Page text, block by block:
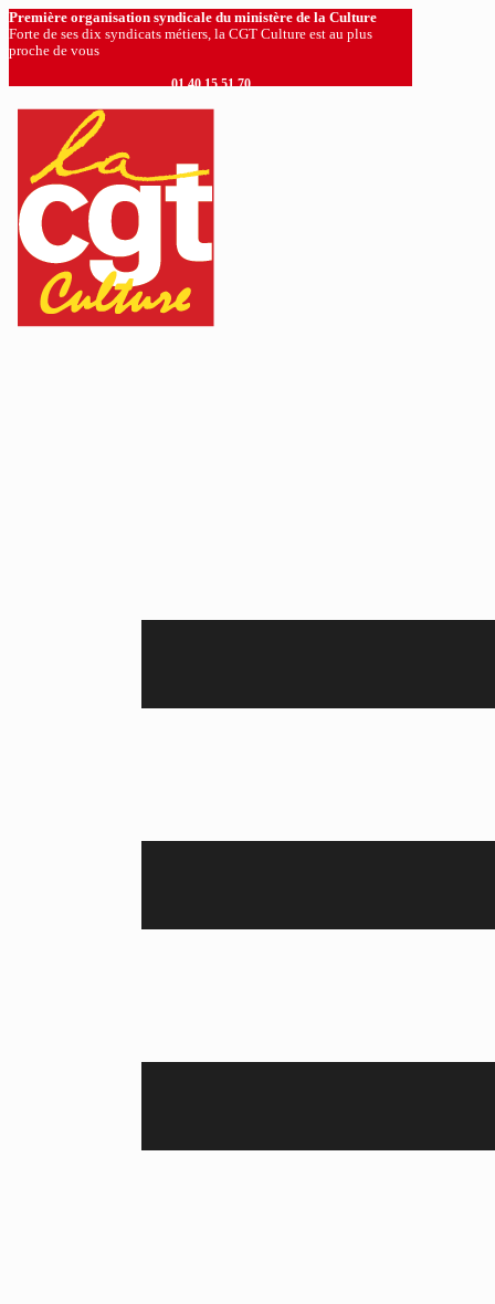
Première organisation syndicale du ministère de la Culture
Forte de ses dix syndicats métiers, la CGT Culture est au plus
proche de vous
01 40 15 51 70